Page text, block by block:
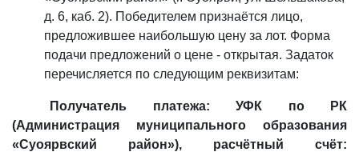
д. 6, каб. 2). Победителем признаётся лицо,
предложившее наибольшую цену за лот. Форма
подачи предложений о цене - открытая. Задаток
перечисляется по следующим реквизитам:
Получатель платежа: УФК по РК
(Администрация муниципального образования
«Суоярвский район»), расчётный счёт: